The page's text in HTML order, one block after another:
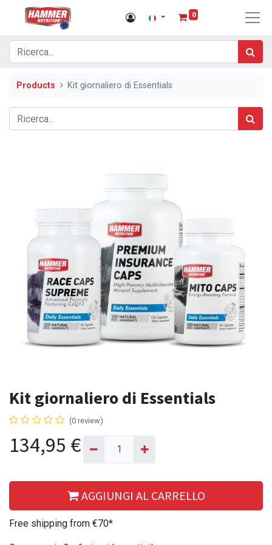
0
Products Kit giornaliero di Essentials
Kit giornaliero di Essentials
(0 review)
134,95 €
AGGIUNGI AL CARRELLO
Free shipping from €70*